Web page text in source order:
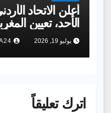
أعلن الاتحاد
الأحد، تعيين
مدربًا للمنتخب
لقيادته ​في
يوليو 19, 2026
اترك تعليقاً